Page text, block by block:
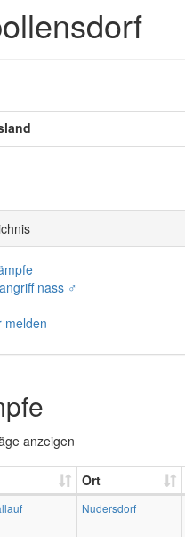
nass ♂
melden
anzeigen
Ort
Nudersdorf